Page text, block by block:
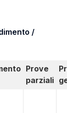
/
Prove
parziali